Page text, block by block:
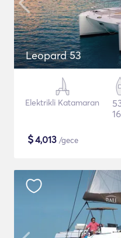
Leopard 53
Elektrikli Katamaran
$4,013 /gece